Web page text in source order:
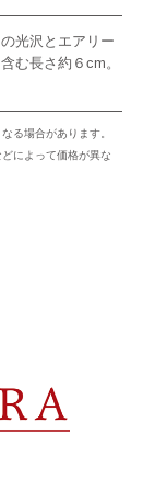
光沢とエアリー
む長さ約６cm。
る場合があります。
によって価格が異な